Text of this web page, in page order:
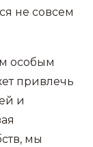
не совсем
особым
привлечь
и
мы